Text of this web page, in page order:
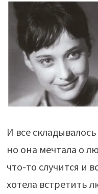
И все
но она мечтала о
что-то случится и
хотела встретить